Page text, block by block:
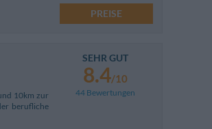
PREISE
10km zur
berufliche
SEHR GUT
8.4/10
44 Bewertungen